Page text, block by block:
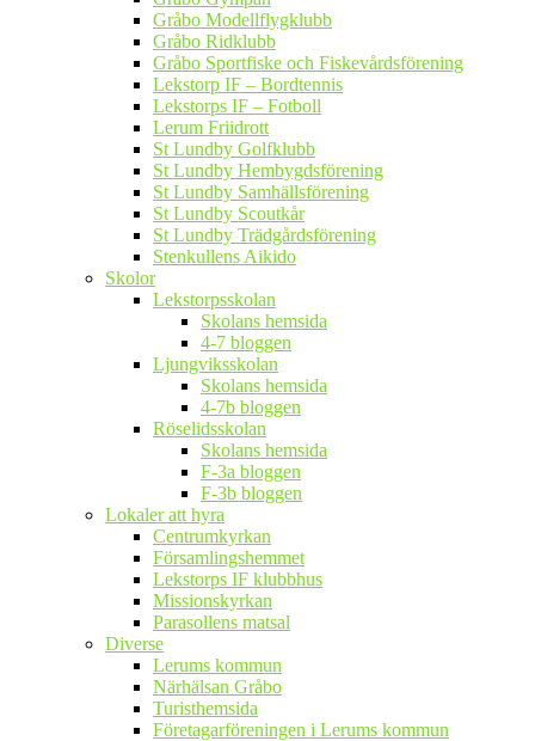
Gråbo Modellflygklubb
Gråbo Ridklubb
Gråbo Sportfiske och Fiskevårdsförening
Lekstorp IF – Bordtennis
Lekstorps IF – Fotboll
Lerum Friidrott
St Lundby Golfklubb
St Lundby Hembygdsförening
St Lundby Samhällsförening
St Lundby Scoutkår
St Lundby Trädgårdsförening
Stenkullens Aikido
Skolor
Lekstorpsskolan
Skolans hemsida
4-7 bloggen
Ljungviksskolan
Skolans hemsida
4-7b bloggen
Röselidsskolan
Skolans hemsida
F-3a bloggen
F-3b bloggen
Lokaler att hyra
Centrumkyrkan
Församlingshemmet
Lekstorps IF klubbhus
Missionskyrkan
Parasollens matsal
Diverse
Lerums kommun
Närhälsan Gråbo
Turisthemsida
Företagarföreningen i Lerums kommun